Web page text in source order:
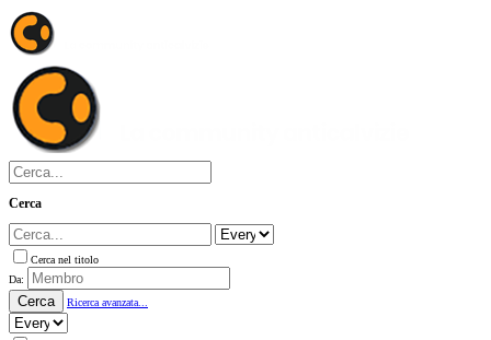
Cerca
Cerca nel titolo
Da:
Cerca Ricerca avanzata...